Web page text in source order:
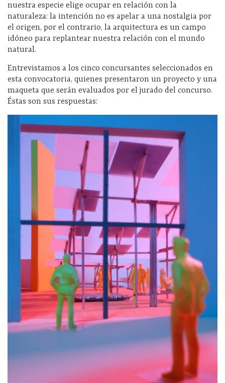
nuestra especie elige ocupar en relación con la
naturaleza: la intención no es apelar a una nostalgia por
el origen, por el contrario, la arquitectura es un campo
idóneo para replantear nuestra relación con el mundo
natural.
Entrevistamos a los cinco concursantes seleccionados en
esta convocatoria, quienes presentaron un proyecto y una
maqueta que serán evaluados por el jurado del concurso.
Éstas son sus respuestas: